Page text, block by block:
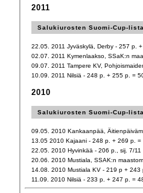
2011
Salukiurosten Suomi-Cup-
22.05. 2011 Jyväskylä, Derby - 257 p.
02.07. 2011 Kymenlaakso, SSaK:n
09.07. 2011 Tampere KV,
10.09. 2011 Nilsiä - 248 p. + 255 p. =
2010
Salukiurosten Suomi-Cup-
09.05. 2010 Kankaanpää,
13.05 2010 Kajaani - 248 p. + 269 p. =
22.05. 2010 Hyvinkää - 206 p., sij. 7/11
20.06. 2010 Mustiala, SSAK:n
14.08. 2010 Mustiala KV - 219 p + 243
11.09. 2010 Nilsiä - 233 p. + 247 p. =